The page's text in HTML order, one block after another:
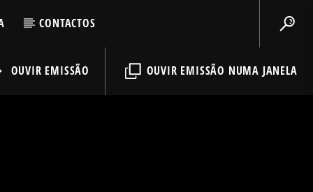
CONTACTOS
OUVIR EMISSÃO NUMA JANELA
OUVIR EMISSÃO